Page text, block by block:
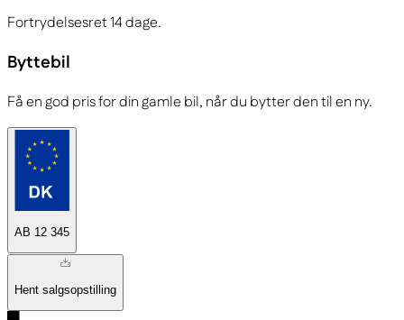
Fortrydelsesret 14 dage.
Byttebil
Få en god pris for din gamle bil, når du bytter den til en ny.
AB 12 345
Hent salgsopstilling